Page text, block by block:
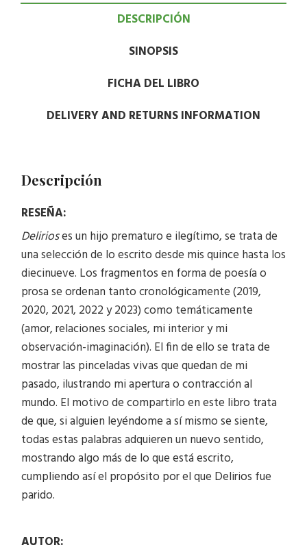
DESCRIPCIÓN
SINOPSIS
FICHA DEL LIBRO
DELIVERY AND RETURNS INFORMATION
Descripción
RESEÑA:
Delirioses un hijo prematuro e ilegítimo, se trata de
una selección de lo escrito desde mis quince hasta los
diecinueve. Los fragmentos en forma de poesía o
prosa se ordenan tanto cronológicamente (2019,
2020, 2021, 2022 y 2023) como temáticamente
(amor, relaciones sociales, mi interior y mi
observación-imaginación). El fin de ello se trata de
mostrar las pinceladas vivas que quedan de mi
pasado, ilustrando mi apertura o contracción al
mundo. El motivo de compartirlo en este libro trata
de que, si alguien leyéndome a sí mismo se siente,
todas estas palabras adquieren un nuevo sentido,
mostrando algo más de lo que está escrito,
cumpliendo así el propósito por el que Delirios fue
parido.
AUTOR: